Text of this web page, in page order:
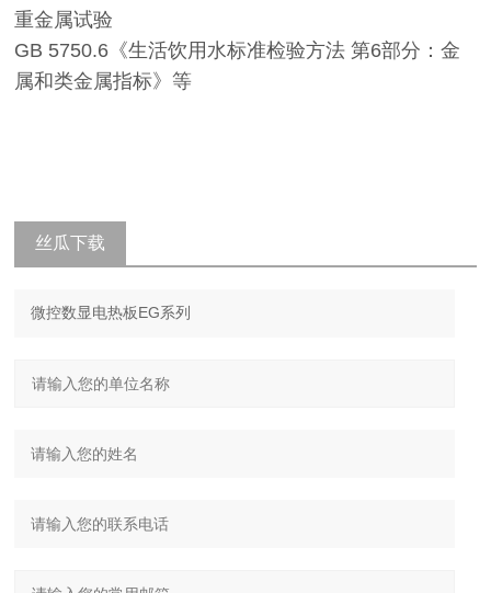
重金属试验
GB 5750.6《生活饮用水标准检验方法 第6部分：金
属和类金属指标》等
丝瓜下载